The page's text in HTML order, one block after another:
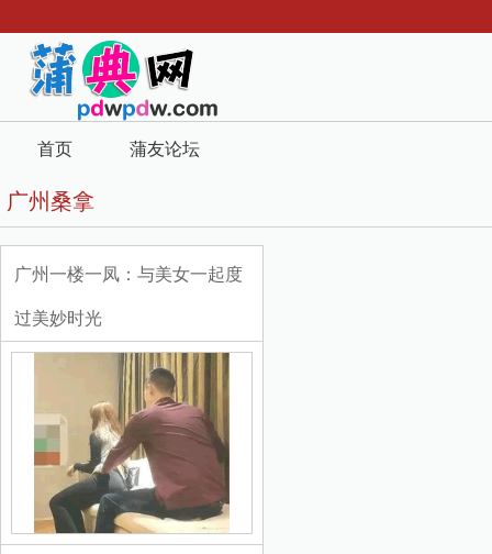
首页 蒲友论坛
广州桑拿
广州一楼一凤：与美女一起度
过美妙时光